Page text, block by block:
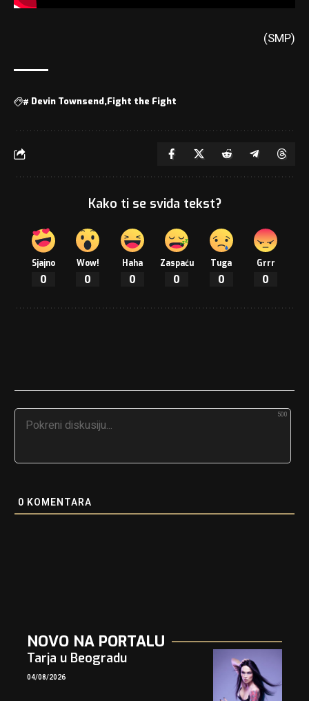
(SMP)
# Devin Townsend Fight the Fight
Kako ti se sviđa tekst?
Sjajno
0
Wow!
0
Haha
0
Zaspaću
0
Tuga
0
Grrr
0
500
0 KOMENTARA
NOVO NA PORTALU
Tarja u Beogradu
04/08/2026